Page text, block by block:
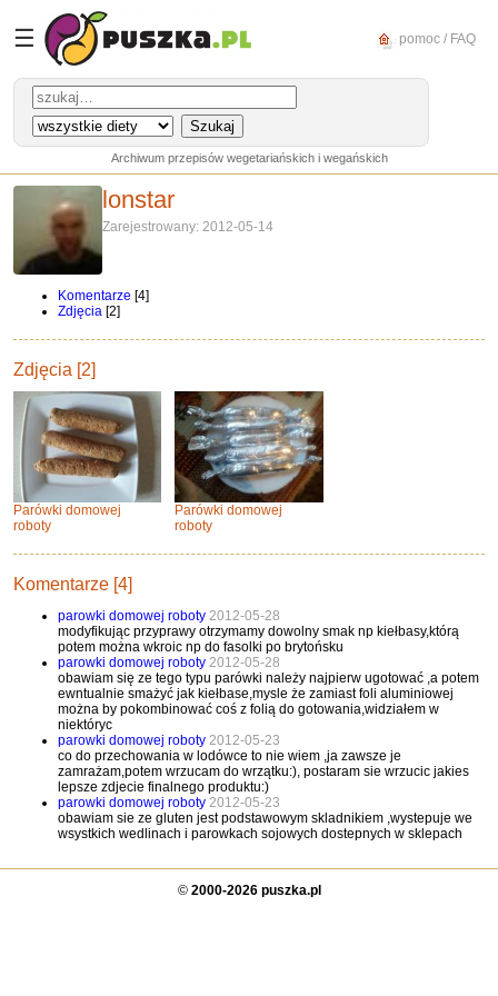
☰ pomoc / FAQ
Archiwum przepisów wegetariańskich i wegańskich
lonstar
Zarejestrowany: 2012-05-14
Komentarze [4]
Zdjęcia [2]
Zdjęcia [2]
Parówki domowej
roboty
Parówki domowej
roboty
Komentarze [4]
parowki domowej roboty 2012-05-28
modyfikując przyprawy otrzymamy dowolny smak np kiełbasy,którą
potem można wkroic np do fasolki po brytońsku
parowki domowej roboty 2012-05-28
obawiam się ze tego typu parówki należy najpierw ugotować ,a potem
ewntualnie smażyć jak kiełbase,mysle że zamiast foli aluminiowej
można by pokombinować coś z folią do gotowania,widziałem w
niektóryc
parowki domowej roboty 2012-05-23
co do przechowania w lodówce to nie wiem ,ja zawsze je
zamrażam,potem wrzucam do wrzątku:), postaram sie wrzucic jakies
lepsze zdjecie finalnego produktu:)
parowki domowej roboty 2012-05-23
obawiam sie ze gluten jest podstawowym skladnikiem ,wystepuje we
wsystkich wedlinach i parowkach sojowych dostepnych w sklepach
© 2000-2026 puszka.pl